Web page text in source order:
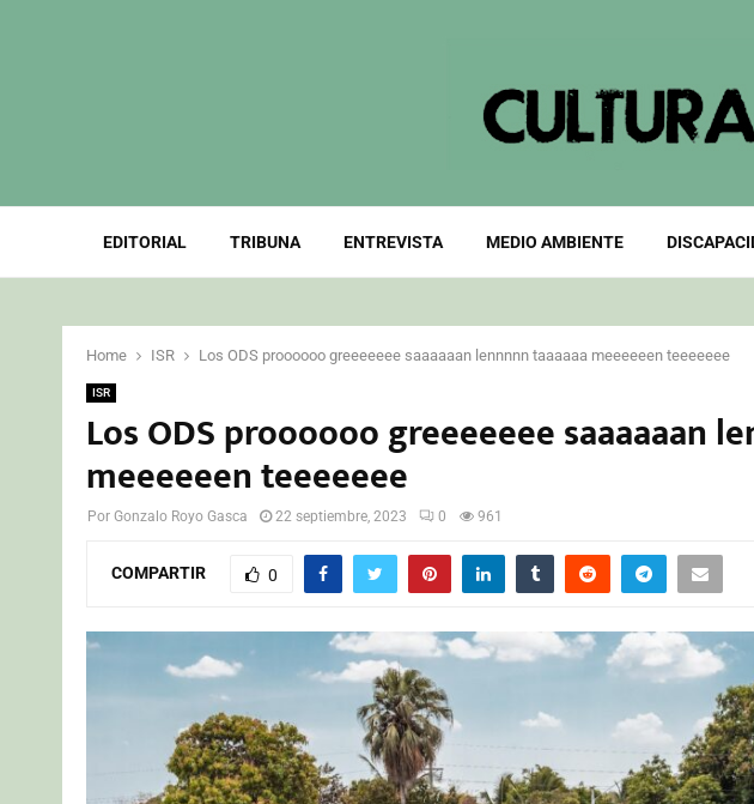
EDITORIAL TRIBUNA ENTREVISTA MEDIO AMBIENTE
Home ISR Los ODS proooooo greeeeeee saaaaaan lennnnn taaaaaa meeeeeen teeeeeee
ISR
Los ODS proooooo greeeeeee saaaaaan
meeeeeen teeeeeee
Por Gonzalo Royo Gasca 22 septiembre, 2023 0 961
COMPARTIR 0